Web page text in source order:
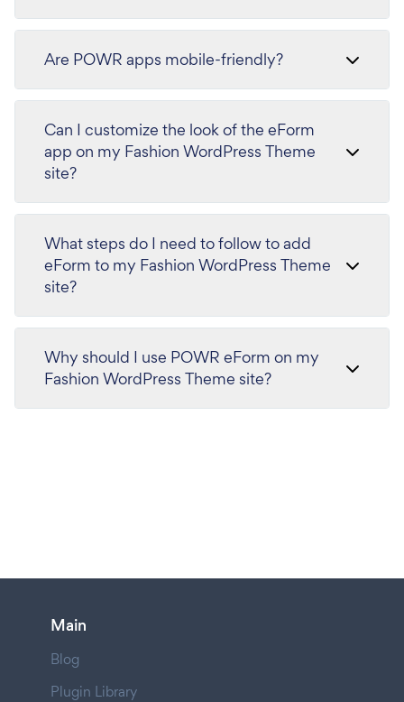
Are POWR apps mobile-friendly?
Can I customize the look of the eForm
app on my Fashion WordPress Theme
site?
What steps do I need to follow to add
eForm to my Fashion WordPress Theme
site?
Why should I use POWR eForm on my
Fashion WordPress Theme site?
Main
Blog
Plugin Library